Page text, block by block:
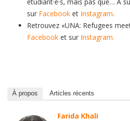
sur Facebook et Instagram.
Retrouvez «UNA: Refugees
Facebook et sur Instagram.
À propos Articles récents
Farida Khali